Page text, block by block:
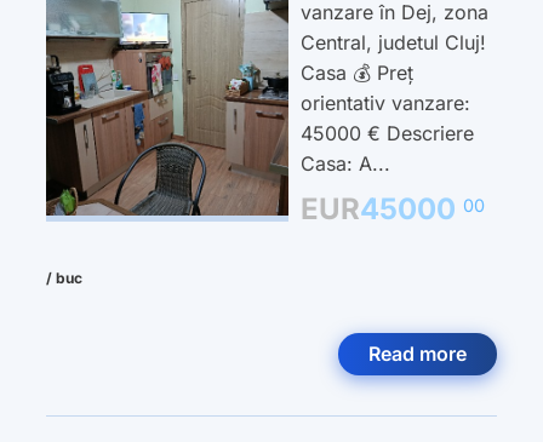
vanzare în Dej, zona
Central, judetul Cluj!
Casa 💰 Preț
orientativ vanzare:
45000 € Descriere
Casa: A...
EUR45000 00
/ buc
Read more